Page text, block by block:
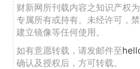
财新网所刊载内容之知识产权
专属所有或持有。未经许可，
建立镜像等任何使用。
如有意愿转载，请发邮件至
确认及授权后，方可转载。